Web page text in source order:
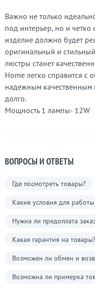
Важно не только
под интерьер, но и четко
изделие должно будет
оригинальный и
люстры станет
Home легко справится с
надежным качественным
долго.
Мощность 1 лампы- 12W
ВОПРОСЫ И ОТВЕТЫ
Где посмотреть товары?
Какие условия для
Нужна ли предоплата
Какая гарантия на товары?
Возможен ли обмен и
Возможна ли примерка